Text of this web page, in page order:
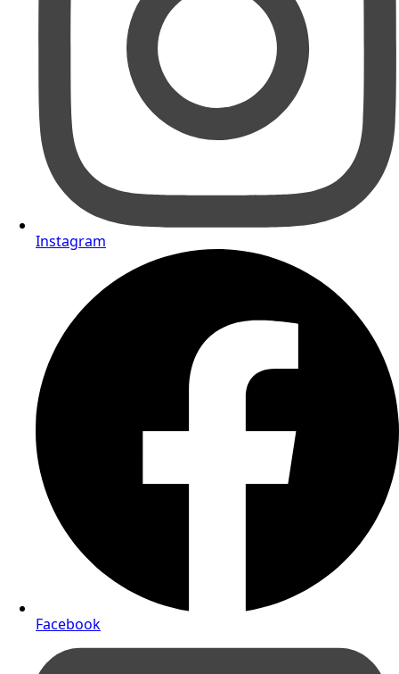
Instagram
Facebook